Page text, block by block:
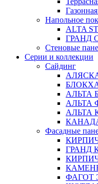
Напольное
ALTA
ГРАНД
Стеновые
Серии и коллекции
Сайдинг
АЛЬТА
АЛЬТА
АЛЬТА
Фасадные
ГРАНД
ФАГОТ